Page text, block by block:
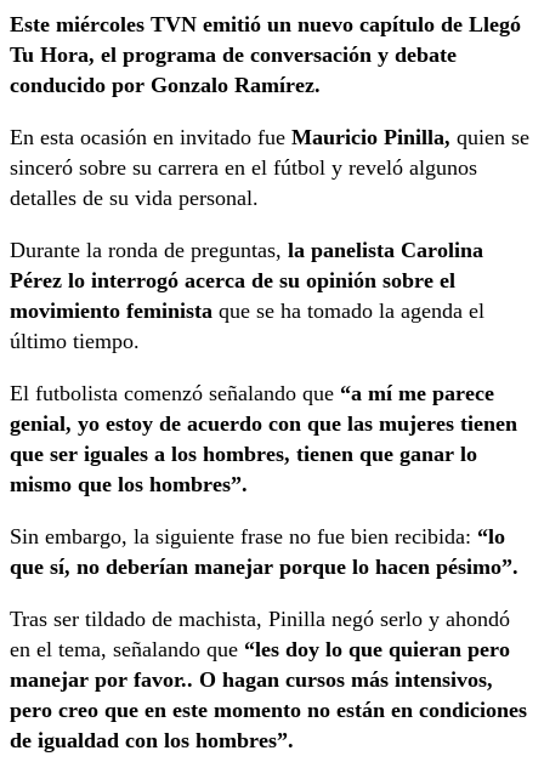
Este miércoles TVN emitió un nuevo capítulo de Llegó
Tu Hora, el programa de conversación y debate
conducido por Gonzalo Ramírez.
En esta ocasión en invitado fue Mauricio Pinilla, quien se
sinceró sobre su carrera en el fútbol y reveló algunos
detalles de su vida personal.
Durante la ronda de preguntas, la panelista Carolina
Pérez lo interrogó acerca de su opinión sobre el
movimiento feminista que se ha tomado la agenda el
último tiempo.
El futbolista comenzó señalando que “a mí me parece
genial, yo estoy de acuerdo con que las mujeres tienen
que ser iguales a los hombres, tienen que ganar lo
mismo que los hombres”.
Sin embargo, la siguiente frase no fue bien recibida: “lo
que sí, no deberían manejar porque lo hacen pésimo”.
Tras ser tildado de machista, Pinilla negó serlo y ahondó
en el tema, señalando que “les doy lo que quieran pero
manejar por favor.. O hagan cursos más intensivos,
pero creo que en este momento no están en condiciones
de igualdad con los hombres”.